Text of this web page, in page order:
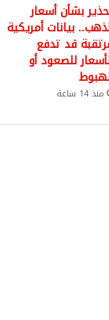
بشأن أسعار
بيانات أمريكية
قد تدفع
للصعود أو
منذ 14 ساعة